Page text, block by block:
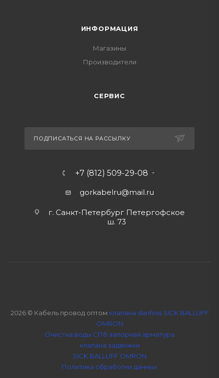
ИНФОРМАЦИЯ
Магазины
Производители
СЕРВИС
ПОДПИСАТЬСЯ НА РАССЫЛКУ
+7 (812) 509-29-08
gorkabelru@mail.ru
г. Санкт-Петербург Петергофское
ш. 73
2026 © Кабель провод оптом клапана danfoss SICK BALLUFF
OMRON
Очистка воды СПб запорная арматура
клапана задвижки
SICK BALLUFF OMRON
Политика обработки данных